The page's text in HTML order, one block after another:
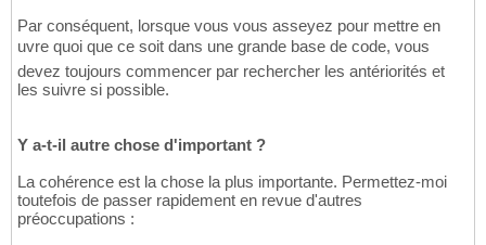
Par conséquent, lorsque vous vous asseyez pour mettre en
uvre quoi que ce soit dans une grande base de code, vous
devez toujours commencer par rechercher les antériorités et
les suivre si possible.
Y a-t-il autre chose d'important ?
La cohérence est la chose la plus importante. Permettez-moi
toutefois de passer rapidement en revue d'autres
préoccupations :